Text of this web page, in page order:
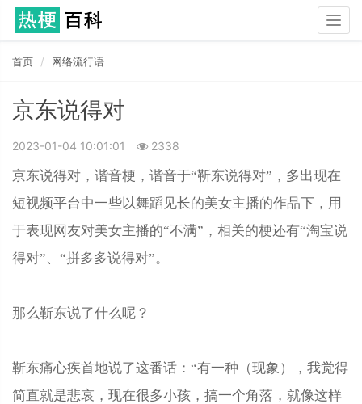
首页 网络流行语
京东说得对
2023-01-04 10:01:01 2338
京东说得对，谐音梗，谐音于“靳东说得对”，多出现在
短视频平台中一些以舞蹈见长的美女主播的作品下，用
于表现网友对美女主播的“不满”，相关的梗还有“淘宝说
得对”、“拼多多说得对”。
那么靳东说了什么呢？
靳东痛心疾首地说了这番话：“有一种（现象），我觉得
简直就是悲哀，现在很多小孩，搞一个角落，就像这样